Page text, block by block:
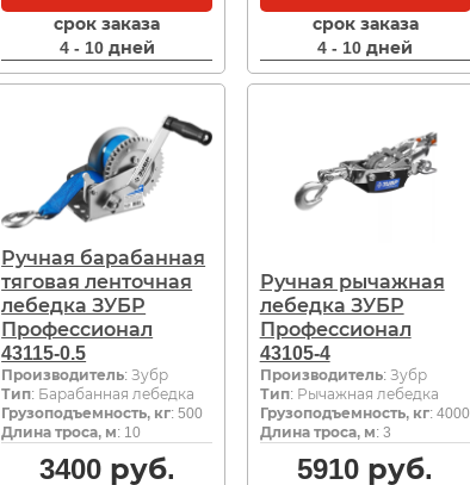
срок заказа
4 - 10 дней
срок заказа
4 - 10 дней
Ручная барабанная
тяговая ленточная
лебедка ЗУБР
Профессионал
43115-0.5
Производитель: Зубр
Тип: Барабанная лебедка
Грузоподъемность, кг: 500
Длина троса, м: 10
3400руб.
Ручная рычажная
лебедка ЗУБР
Профессионал
43105-4
Производитель: Зубр
Тип: Рычажная лебедка
Грузоподъемность, кг: 4000
Длина троса, м: 3
5910 руб.